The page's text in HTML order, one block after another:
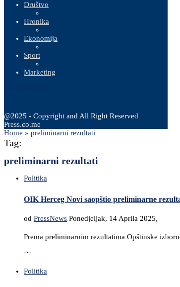
Društvo
Hronika
Ekonomija
Sport
Marketing
@2025 - Copyright and All Right Reserved
Press.co.me
Home » preliminarni rezultati
Tag:
preliminarni rezultati
Politika
OIK Herceg Novi saopštio preliminarne
od PressNews Ponedjeljak, 14 Aprila 2025,
Prema preliminarnim rezultatima Opštinske
…
Politika